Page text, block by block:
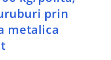
prin
metalica